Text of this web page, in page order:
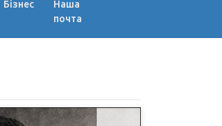
Бізнес
Наша
почта